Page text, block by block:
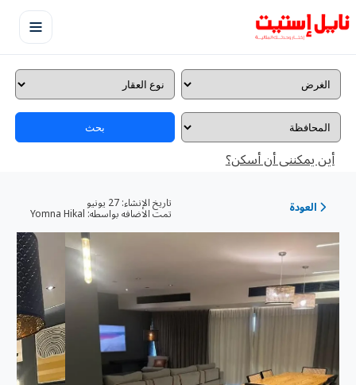
بحث
أين يمكننى أن أسكن؟
العودة تاريخ الإنشاء:
تمت الاضافه بواسطه: Yomna Hikal